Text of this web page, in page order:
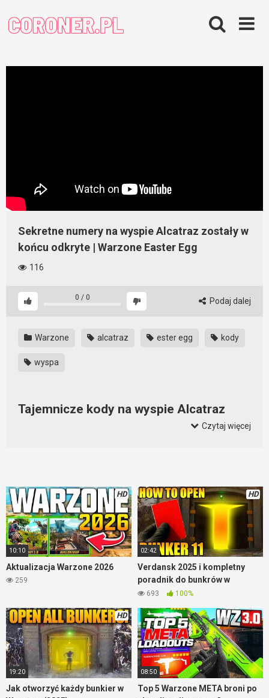
content
Sekretne numery na wyspie Alcatraz zostały w
końcu odkryte | Warzone Easter Egg
116
0 / 0 Podaj dalej
Warzone alcatraz ester egg kody
wyspa
Tajemnicze kody na wyspie Alcatraz
Warzone, na klasycznej mapie. Ale tych kodów, tych
sekretnych numerów nawet nie zauważyłem. I gdyby nie ten
film, to pewnie bym nadal nie miał o tym zielonego pojęcia.
Może nawet sam się pokuszę o to, aby je odkryć? Chociaż jeśli
już wiem jak działają i czym są, to mi się już nie chce.
Czytaj więcej
HD
10:10
Aktualizacja Warzone 2026
259
HD
02:42
Verdansk 2025 i kompletny
poradnik do bunkrów w
Warzone
693 100%
HD
19:20
Jak otworzyć każdy bunkier w
08:50
Top 5 Warzone META broni po